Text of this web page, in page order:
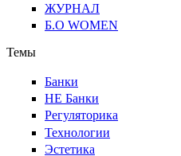
ЖУРНАЛ
Б.О WOMEN
Темы
Банки
НЕ Банки
Регуляторика
Технологии
Эстетика